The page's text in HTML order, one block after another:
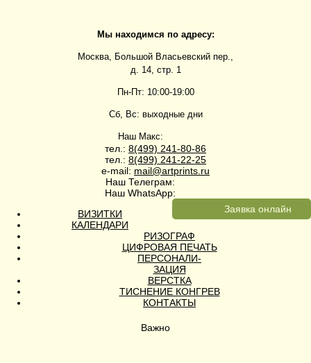
Мы находимся по адресу:
Москва, Большой Власьевский пер.,
д. 14, стр. 1
Пн-Пт: 10:00-19:00
Сб, Вс: выходные дни
Наш Макс:
тел.: 8(499) 241-80-86
тел.: 8(499) 241-22-25
e-mail: mail@artprints.ru
Наш Телеграм:
Наш WhatsApp:
Заявка онлайн
ВИЗИТКИ
КАЛЕНДАРИ
РИЗОГРАФ
ЦИФРОВАЯ ПЕЧАТЬ
ПЕРСОНАЛИ-
ЗАЦИЯ
ВЕРСТКА
ТИСНЕНИЕ КОНГРЕВ
КОНТАКТЫ
Важно